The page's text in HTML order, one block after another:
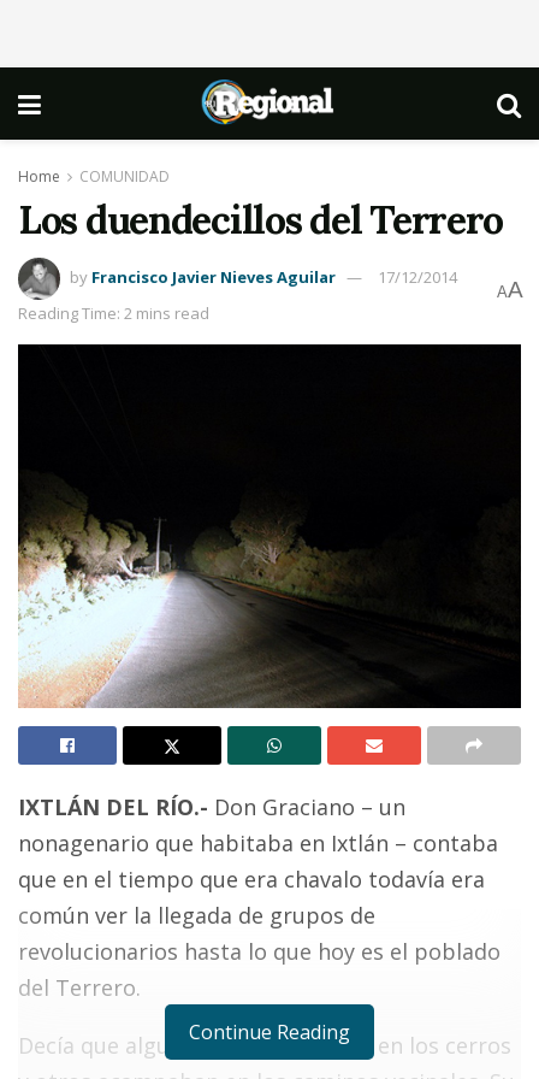
Home COMUNIDAD
Los duendecillos del Terrero
by Francisco Javier Nieves Aguilar
17/12/2014
Reading Time: 2 mins read
AA
IXTLÁN DEL RÍO.- Don Graciano – un
nonagenario que habitaba en Ixtlán – contaba
que en el tiempo que era chavalo todavía era
común ver la llegada de grupos de
revolucionarios hasta lo que hoy es el poblado
del Terrero.
Decía que algunos permanecieron en los cerros
Continue Reading